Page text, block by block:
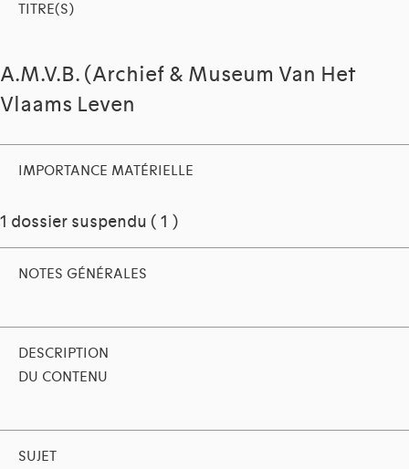
TITRE(S)
A.M.V.B. (Archief & Museum Van Het
Vlaams Leven
IMPORTANCE MATÉRIELLE
1 dossier suspendu ( 1 )
NOTES GÉNÉRALES
DESCRIPTION
DU CONTENU
SUJET